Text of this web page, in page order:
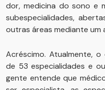
dor, medicina do sono e
subespecialidades,
outras áreas mediante um
Acréscimo. Atualmente,
de 53 especialidades e
gente entende que